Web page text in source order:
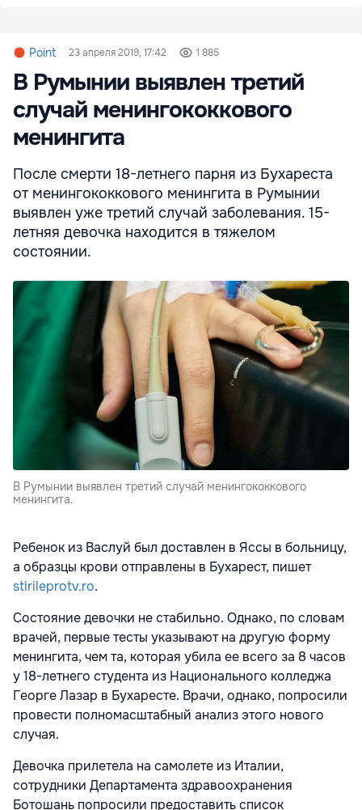
Point 23 апреля 2019, 17:42 1 885
В Румынии выявлен третий
случай менингококкового
менингита
После смерти 18-летнего парня из Бухареста
от менингококкового менингита в Румынии
выявлен уже третий случай заболевания. 15-
летняя девочка находится в тяжелом
состоянии.
В Румынии выявлен третий случай менингококкового
менингита.
Ребенок из Васлуй был доставлен в Яссы в больницу,
а образцы крови отправлены в Бухарест, пишет
stirileprotv.ro.
Состояние девочки не стабильно. Однако, по словам
врачей, первые тесты указывают на другую форму
менингита, чем та, которая убила ее всего за 8 часов
у 18-летнего студента из Национального колледжа
Георге Лазар в Бухаресте. Врачи, однако, попросили
провести полномасштабный анализ этого нового
случая.
Девочка прилетела на самолете из Италии,
сотрудники Департамента здравоохранения
Ботошань попросили предоставить список